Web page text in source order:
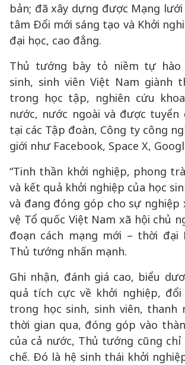
bản; đã xây dựng được Mạng
tâm Đổi mới sáng tạo và Khởi
đại học, cao đẳng.
Thủ tướng bày tỏ niềm tự hào
sinh, sinh viên Việt Nam giành
trong học tập, nghiên cứu
nước, nước ngoài và được tuyển
tại các Tập đoàn, Công ty công
giới như Facebook, Space X,
“Tinh thần khởi nghiệp, phong
và kết quả khởi nghiệp của học
và đang đóng góp cho sự nghiệp
vệ Tổ quốc Việt Nam xã hội chủ
đoạn cách mạng mới – thời đại
Thủ tướng nhấn mạnh.
Ghi nhận, đánh giá cao, biểu
quả tích cực về khởi nghiệp,
trong học sinh, sinh viên, thanh
thời gian qua, đóng góp vào
của cả nước, Thủ tướng cũng
chế. Đó là hệ sinh thái khởi